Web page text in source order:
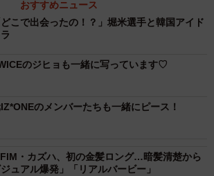
おすすめニュース
どこで出会ったの！？」堀米選手と韓国アイド
のジヒョも一緒に写っています♡
IZ*ONEのメンバーたちも一緒にピース！
・カズハ、初の金髪ロング…暗髪清楚から
ュアル爆発」「リアルバービー」